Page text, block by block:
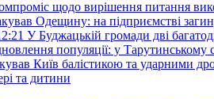
щодо вирішення питання
Одещину: на підприємстві
У Буджацькій громади дві
популяції: у Тарутинському
Київ балістикою та ударними
та дитини